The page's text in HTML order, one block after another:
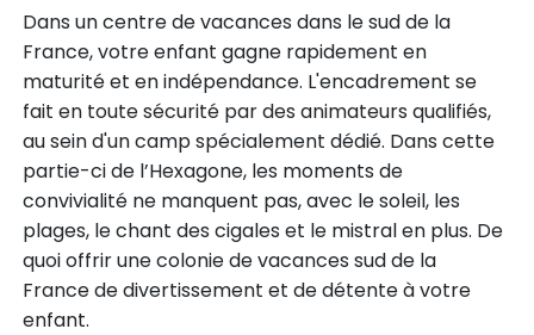
Dans un centre de vacances dans le sud de la
France, votre enfant gagne rapidement en
maturité et en indépendance. L'encadrement se
fait en toute sécurité par des animateurs qualifiés,
au sein d'un camp spécialement dédié. Dans cette
partie-ci de l’Hexagone, les moments de
convivialité ne manquent pas, avec le soleil, les
plages, le chant des cigales et le mistral en plus. De
quoi offrir une colonie de vacances sud de la
France de divertissement et de détente à votre
enfant.